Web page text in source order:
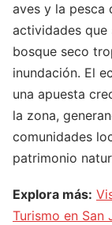
aves y la pesca
actividades que
bosque seco
inundación. El
una apuesta
la zona,
comunidades
patrimonio
Explora más:
Turismo en San